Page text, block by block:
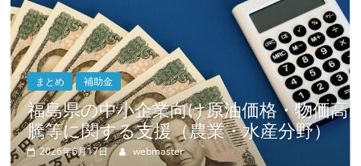
まとめ 補助金
福島県の中小企業向け「福島県中小企業
等生産性向上推進事業」補助金の活用法
と申請のポイント